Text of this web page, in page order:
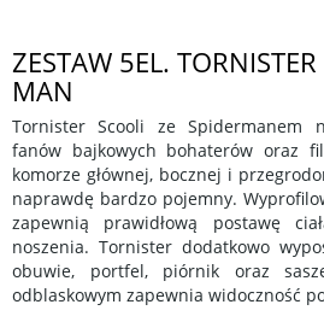
ZESTAW 5EL.
MAN
Tornister Scooli ze Spidermanem
fanów bajkowych bohaterów oraz
komorze głównej, bocznej i
naprawdę bardzo pojemny.
zapewnią prawidłową postawę
noszenia. Tornister dodatkowo
obuwie, portfel, piórnik oraz
odblaskowym zapewnia widoczność